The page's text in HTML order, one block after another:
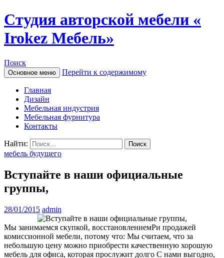
Студия авторской мебели «
Irokez Мебель»
Поиск
Основное меню Перейти к содержимому
Главная
Дизайн
Мебельная индустрия
Мебельная фурнитура
Контакты
Найти:
мебель будущего
Вступайте в наши официальные
группы,
28/01/2015 admin
Мы занимаемся скупкой, восстановлениемPи продажей
комиссионной мебели, потому что: Мы считаем, что за
небольшую цену можно приобрести качественную хорошую
мебель для офиса, которая прослужит долго С нами выгодно,